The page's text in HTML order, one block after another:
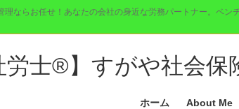
理ならお任せ！あなたの会社の身近な労務パートナー。ベ
労士®︎】すがや社会保
ホーム About Me